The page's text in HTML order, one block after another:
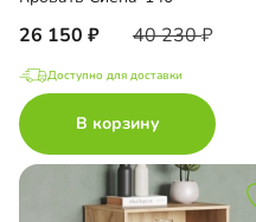
26 150 40 230
Доступно для доставки
В корзину